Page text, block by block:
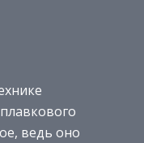
ведь оно